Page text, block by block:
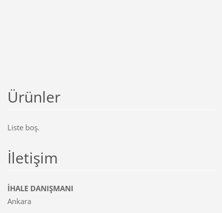
Ürünler
Liste boş.
İletişim
İHALE DANIŞMANI
Ankara